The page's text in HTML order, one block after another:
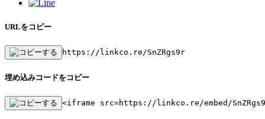
URLをコピー
https://linkco.re/SnZRgs9r
埋め込みコードをコピー
<iframe src=https://linkco.re/embed/